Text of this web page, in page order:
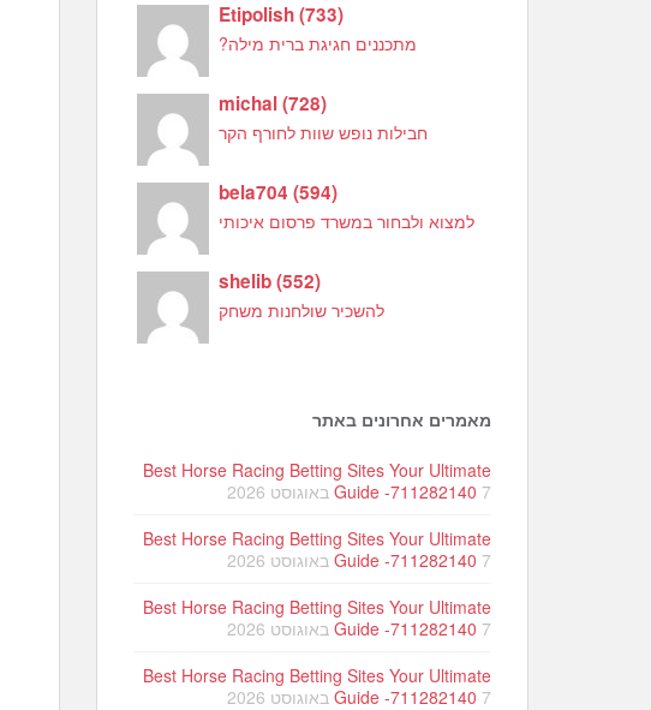
Etipolish(733)
מתכננים חגיגת ברית מילה?
michal(728)
חבילות נופש שוות לחורף הקר
bela704(594)
למצוא ולבחור במשרד פרסום איכותי
shelib(552)
להשכיר שולחנות משחק
מאמרים אחרונים באתר
Best Horse Racing Betting Sites Your Ultimate
Guide -711282140 7 באוגוסט 2026
Best Horse Racing Betting Sites Your Ultimate
Guide -711282140 7 באוגוסט 2026
Best Horse Racing Betting Sites Your Ultimate
Guide -711282140 7 באוגוסט 2026
Best Horse Racing Betting Sites Your Ultimate
Guide -711282140 7 באוגוסט 2026